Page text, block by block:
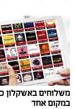
משלוחים באשקלון
במקום אחד